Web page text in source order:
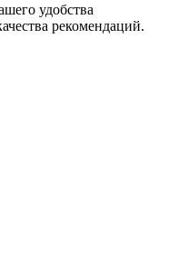
удобства
рекомендаций.